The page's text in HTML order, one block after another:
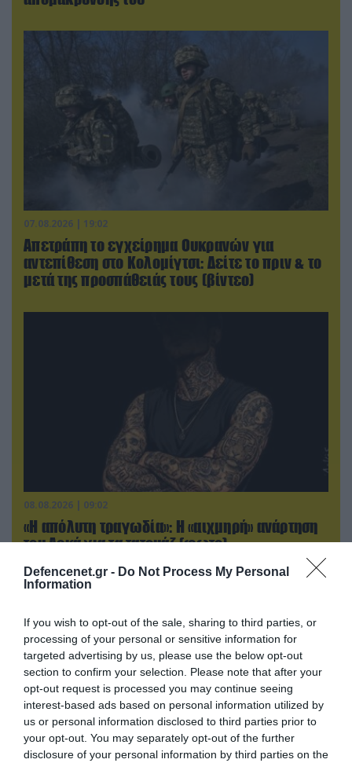
Defencenet.gr - Do Not Process My Personal
Information
If you wish to opt-out of the sale, sharing to third parties, or
processing of your personal or sensitive information for
targeted advertising by us, please use the below opt-out
section to confirm your selection. Please note that after your
opt-out request is processed you may continue seeing
interest-based ads based on personal information utilized by
us or personal information disclosed to third parties prior to
your opt-out. You may separately opt-out of the further
disclosure of your personal information by third parties on the
07.08.2026 | 19:02
Απετράπη το εγχείρημα Ουκρανών για
αντεπίθεση στο Κολομίγτσι: Δείτε το πριν & το
μετά της προσπάθειάς τους (βίντεο)
08.08.2026 | 09:02
«Η απόλυτη τραγωδία»: Η «αιχμηρή» ανάρτηση
του Αρκά για τα τατουάζ (φωτο)